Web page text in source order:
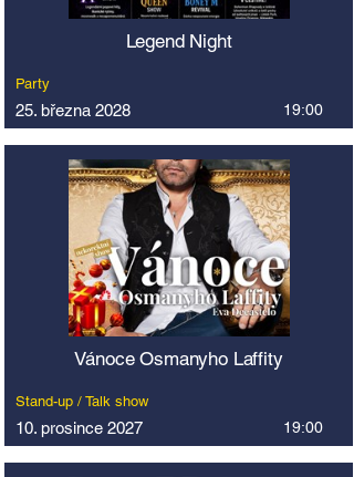
Legend Night
Party
25. března 2028 19:00
Vánoce Osmanyho Laffity
Stand-up / Talk show
10. prosince 2027 19:00